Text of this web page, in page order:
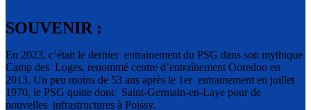
SOUVENIR :
En 2023, c’était le dernier entrainement du PSG dans son mythique
Camp des Loges, renommé centre d’entraînement Ooredoo en
2013. Un peu moins de 53 ans après le 1er entrainement en juillet
1970, le PSG quitte donc Saint-Germain-en-Laye pour de
nouvelles infrastructures à Poissy.